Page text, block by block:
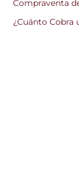
Compraventa
¿Cuánto Cobra